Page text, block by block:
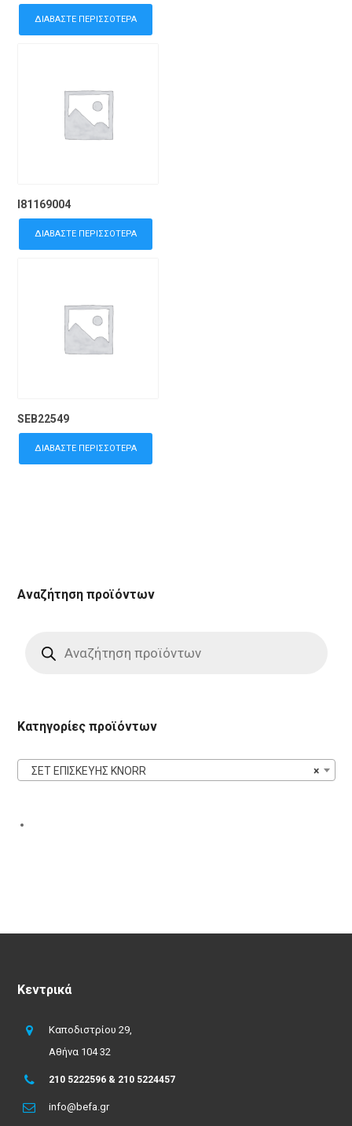
ΔΙΑΒΆΣΤΕ ΠΕΡΙΣΣΌΤΕΡΑ
I81169004
ΔΙΑΒΆΣΤΕ ΠΕΡΙΣΣΌΤΕΡΑ
SEB22549
ΔΙΑΒΆΣΤΕ ΠΕΡΙΣΣΌΤΕΡΑ
Αναζήτηση προϊόντων
search
Κατηγορίες προϊόντων
×
ΣΕΤ ΕΠΙΣΚΕΥΗΣ KNORR
Κεντρικά
Καποδιστρίου 29,
Αθήνα 104 32
210 5222596 & 210 5224457
info@befa.gr